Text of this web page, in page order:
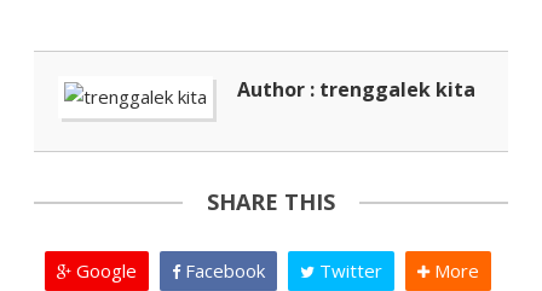
Author : trenggalek kita
SHARE THIS
Google Facebook Twitter More